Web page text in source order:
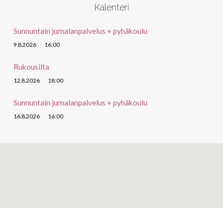
Kalenteri
Sunnuntain jumalanpalvelus + pyhäkoulu
9.8.2026 16:00
Rukousilta
12.8.2026 18:00
Sunnuntain jumalanpalvelus + pyhäkoulu
16.8.2026 16:00